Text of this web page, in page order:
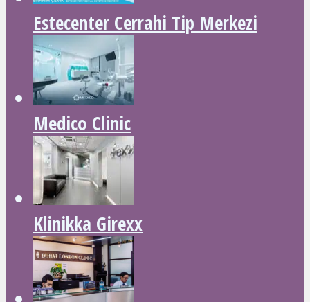
Estecenter Cerrahi Tip Merkezi
Medico Clinic
Klinikka Girexx